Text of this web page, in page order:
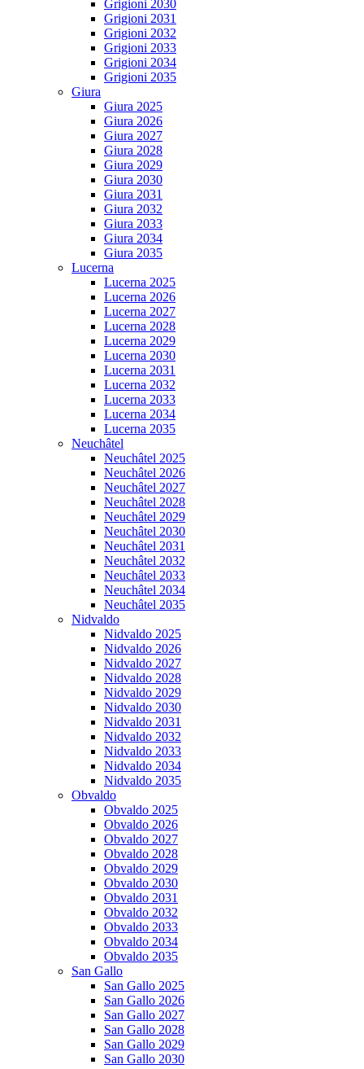
Grigioni 2030
Grigioni 2031
Grigioni 2032
Grigioni 2033
Grigioni 2034
Grigioni 2035
Giura
Giura 2025
Giura 2026
Giura 2027
Giura 2028
Giura 2029
Giura 2030
Giura 2031
Giura 2032
Giura 2033
Giura 2034
Giura 2035
Lucerna
Lucerna 2025
Lucerna 2026
Lucerna 2027
Lucerna 2028
Lucerna 2029
Lucerna 2030
Lucerna 2031
Lucerna 2032
Lucerna 2033
Lucerna 2034
Lucerna 2035
Neuchâtel
Neuchâtel 2025
Neuchâtel 2026
Neuchâtel 2027
Neuchâtel 2028
Neuchâtel 2029
Neuchâtel 2030
Neuchâtel 2031
Neuchâtel 2032
Neuchâtel 2033
Neuchâtel 2034
Neuchâtel 2035
Nidvaldo
Nidvaldo 2025
Nidvaldo 2026
Nidvaldo 2027
Nidvaldo 2028
Nidvaldo 2029
Nidvaldo 2030
Nidvaldo 2031
Nidvaldo 2032
Nidvaldo 2033
Nidvaldo 2034
Nidvaldo 2035
Obvaldo
Obvaldo 2025
Obvaldo 2026
Obvaldo 2027
Obvaldo 2028
Obvaldo 2029
Obvaldo 2030
Obvaldo 2031
Obvaldo 2032
Obvaldo 2033
Obvaldo 2034
Obvaldo 2035
San Gallo
San Gallo 2025
San Gallo 2026
San Gallo 2027
San Gallo 2028
San Gallo 2029
San Gallo 2030